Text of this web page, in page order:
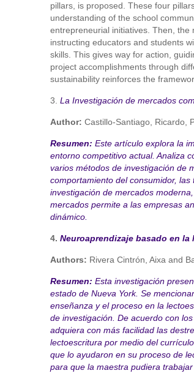
pillars, is proposed. These four
understanding of the school
entrepreneurial initiatives. Then,
instructing educators and students
skills. This gives way for action,
project accomplishments through
sustainability reinforces the
3. La Investigación de mercados
Author: Castillo-Santiago, Ricardo,
Resumen: Este artículo explora la
entorno competitivo actual. Analiza
varios métodos de investigación de
comportamiento del consumidor,
investigación de mercados
mercados permite a las empresas
dinámico.
4. Neuroaprendizaje basado en
Authors: Rivera Cintrón, Aixa and
Resumen: Esta investigación
estado de Nueva York. Se
enseñanza y el proceso en la
de investigación. De acuerdo con
adquiera con más facilidad las
lectoescritura por medio del
que lo ayudaron en su proceso de
para que la maestra pudiera